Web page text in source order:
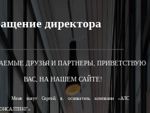
директора
ДРУЗЬЯ И ПАРТНЕРЫ, ПРИВЕТСТВУЮ
ВАС, НА НАШЕМ САЙТЕ!
Меня зовут Сергей, я, основатель компании «АЛС